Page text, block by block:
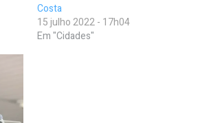
Costa
15 julho 2022 - 17h04
Em "Cidades"